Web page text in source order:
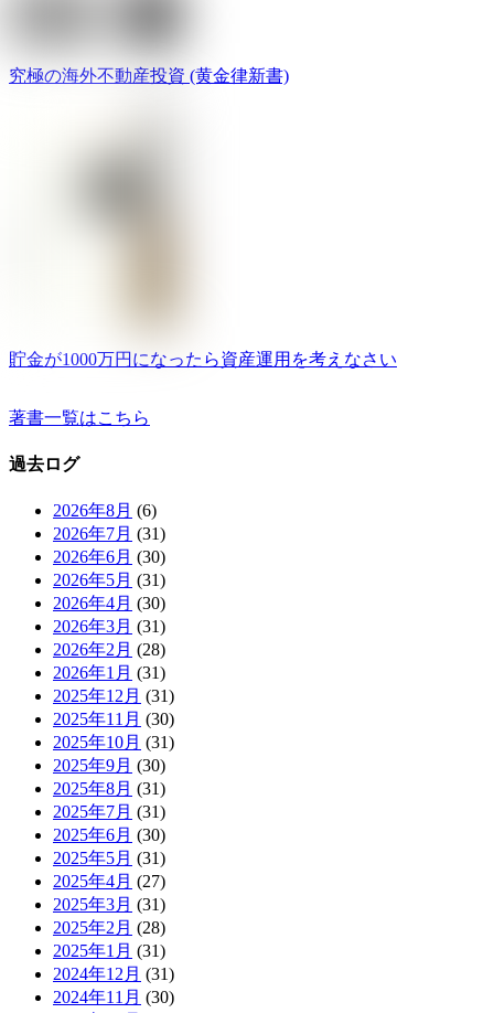
究極の海外不動産投資 (黄金律新書)
貯金が1000万円になったら資産運用を考えなさい
著書一覧はこちら
過去ログ
2026年8月 (6)
2026年7月 (31)
2026年6月 (30)
2026年5月 (31)
2026年4月 (30)
2026年3月 (31)
2026年2月 (28)
2026年1月 (31)
2025年12月 (31)
2025年11月 (30)
2025年10月 (31)
2025年9月 (30)
2025年8月 (31)
2025年7月 (31)
2025年6月 (30)
2025年5月 (31)
2025年4月 (27)
2025年3月 (31)
2025年2月 (28)
2025年1月 (31)
2024年12月 (31)
2024年11月 (30)